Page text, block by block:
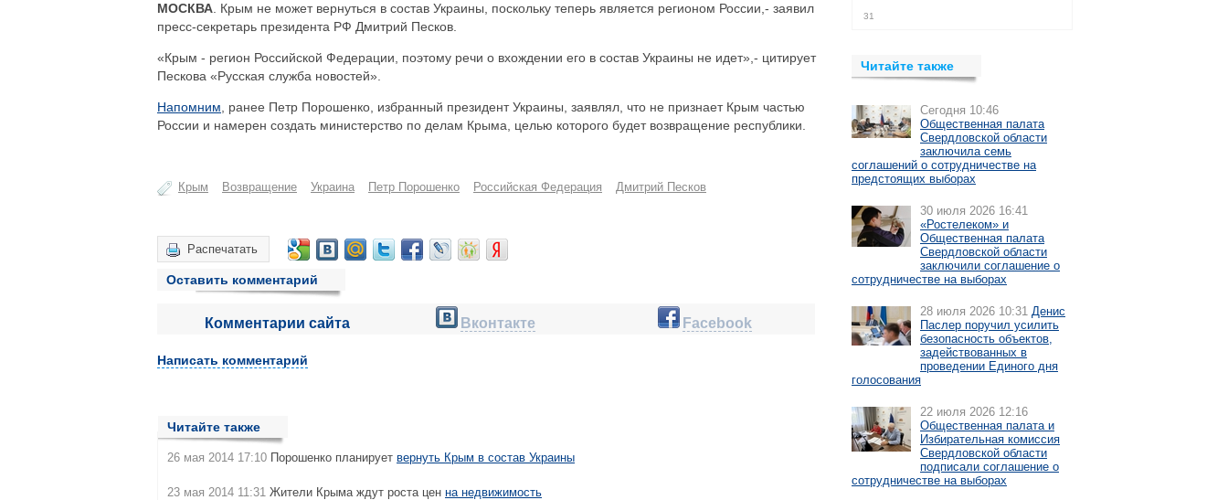
МОСКВА . Крым не может вернуться в состав Украины, поскольку теперь является регионом России,- заявил
пресс-секретарь президента РФ Дмитрий Песков.
«Крым - регион Российской Федерации, поэтому речи о вхождении его в состав Украины не идет»,- цитирует
Пескова «Русская служба новостей».
Напомним , ранее Петр Порошенко, избранный президент Украины, заявлял, что не признает Крым частью
России и намерен создать министерство по делам Крыма, целью которого будет возвращение республики.
Крым Возвращение Украина Петр Порошенко Российская Федерация Дмитрий Песков
Распечатать
Оставить комментарий
Комментарии сайта Вконтакте Facebook
Написать комментарий
Читайте также
26 мая 2014 17:10 Порошенко планирует вернуть Крым в состав Украины
23 мая 2014 11:31 Жители Крыма ждут роста цен на недвижимость
31
Читайте также
Сегодня 10:46
Общественная палата
Свердловской области
заключила семь
соглашений о сотрудничестве на
предстоящих выборах
30 июля 2026 16:41
«Ростелеком» и
Общественная палата
Свердловской области
заключили соглашение о
сотрудничестве на выборах
28 июля 2026 10:31 Денис
Паслер поручил усилить
безопасность объектов,
задействованных в
проведении Единого дня
голосования
22 июля 2026 12:16
Общественная палата и
Избирательная комиссия
Свердловской области
подписали соглашение о
сотрудничестве на выборах